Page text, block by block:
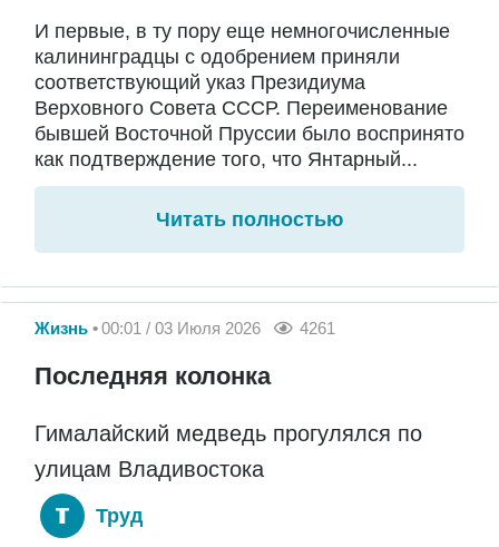
И первые, в ту пору еще немногочисленные
калининградцы с одобрением приняли
соответствующий указ Президиума
Верховного Совета СССР. Переименование
бывшей Восточной Пруссии было воспринято
как подтверждение того, что Янтарный...
Читать полностью
Жизнь 00:01 / 03 Июля 2026 4261
Последняя колонка
Гималайский медведь прогулялся по
улицам Владивостока
Труд